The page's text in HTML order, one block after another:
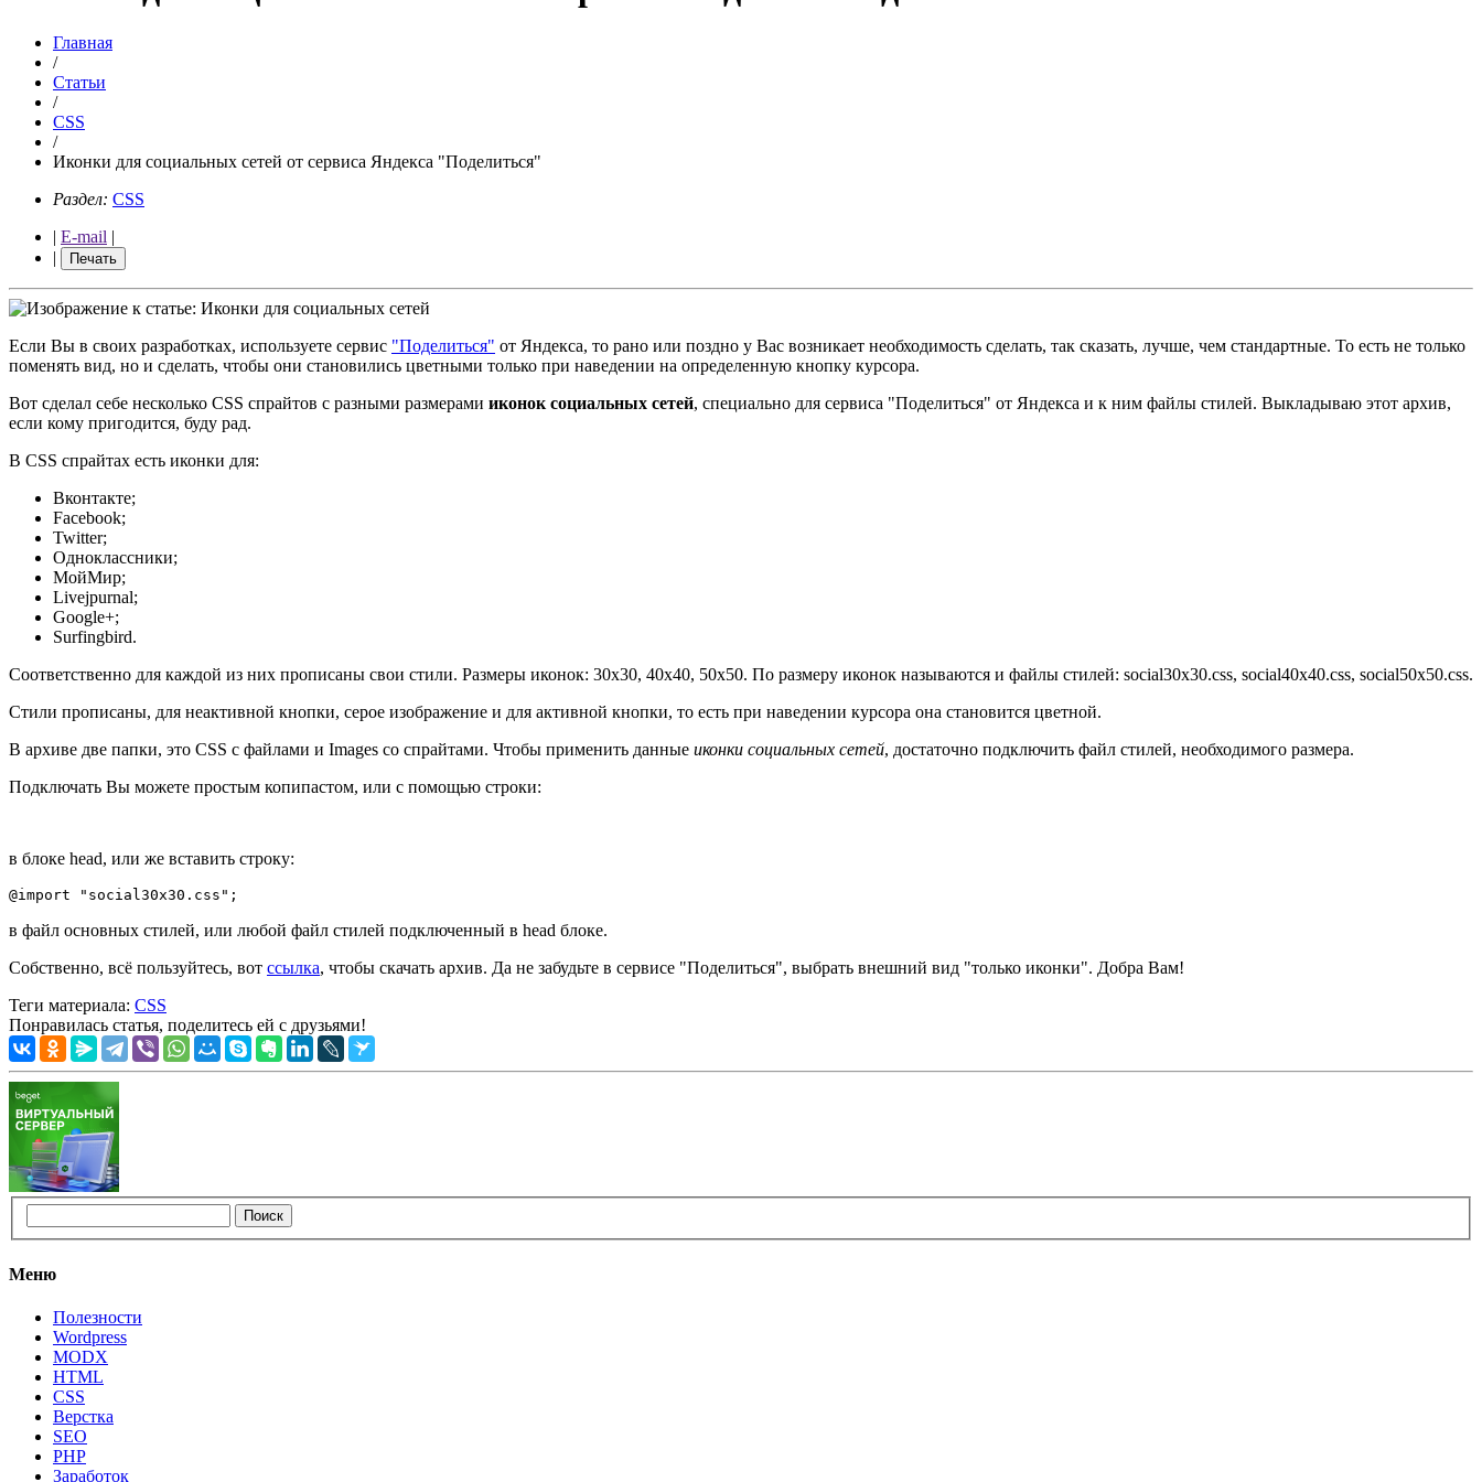
Главная
/
Статьи
/
CSS
/
Иконки для социальных сетей от сервиса Яндекса "Поделиться"
Раздел: CSS
| E-mail |
|
Печать
Если Вы в своих разработках, используете сервис "Поделиться" от Яндекса, то рано или поздно у Вас возникает необходимость сделать, так сказать, лучше, чем стандартные. То есть не только
поменять вид, но и сделать, чтобы они становились цветными только при наведении на определенную кнопку курсора.
Вот сделал себе несколько CSS спрайтов с разными размерами иконок социальных сетей, специально для сервиса "Поделиться" от Яндекса и к ним файлы стилей. Выкладываю этот архив,
если кому пригодится, буду рад.
В CSS спрайтах есть иконки для:
Вконтакте;
Facebook;
Twitter;
Одноклассники;
МойМир;
Livejpurnal;
Google+;
Surfingbird.
Соответственно для каждой из них прописаны свои стили. Размеры иконок: 30х30, 40х40, 50х50. По размеру иконок называются и файлы стилей: social30x30.css, social40x40.css, social50x50.css.
Стили прописаны, для неактивной кнопки, серое изображение и для активной кнопки, то есть при наведении курсора она становится цветной.
В архиве две папки, это CSS с файлами и Images со спрайтами. Чтобы применить данные иконки социальных сетей, достаточно подключить файл стилей, необходимого размера.
Подключать Вы можете простым копипастом, или с помощью строки:
в блоке head, или же вставить строку:
@import "social30x30.css";
в файл основных стилей, или любой файл стилей подключенный в head блоке.
Собственно, всё пользуйтесь, вот ссылка, чтобы скачать архив. Да не забудьте в сервисе "Поделиться", выбрать внешний вид "только иконки". Добра Вам!
Теги материала: CSS
Понравилась статья, поделитесь ей с друзьями!
Меню
Полезности
Wordpress
MODX
HTML
CSS
Верстка
SEO
PHP
Заработок